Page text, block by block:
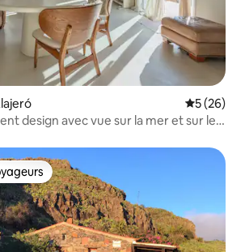
5 (26)
design avec vue sur la mer et sur le